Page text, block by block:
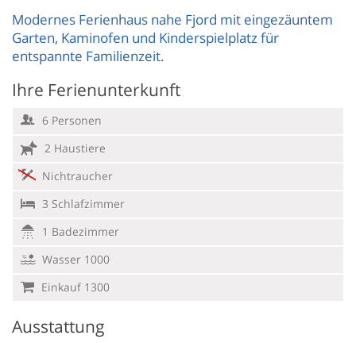
Modernes Ferienhaus nahe Fjord mit eingezäuntem
Garten, Kaminofen und Kinderspielplatz für
entspannte Familienzeit.
Ihre Ferienunterkunft
6 Personen
2 Haustiere
Nichtraucher
3 Schlafzimmer
1 Badezimmer
Wasser 1000
Einkauf 1300
Ausstattung